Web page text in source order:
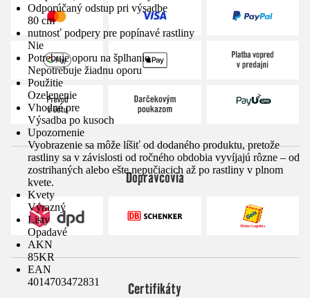
Odporúčaný odstup pri výsadbe
80 cm
nutnosť podpery pre popínavé rastliny
Nie
Potrebuje oporu na šplhanie
Nepotrebuje žiadnu oporu
Použitie
Ozelenenie
Vhodné pre
Výsadba po kusoch
Upozornenie
Vyobrazenie sa môže líšiť od dodaného produktu, pretože
rastliny sa v závislosti od ročného obdobia vyvíjajú rôzne – od
zostrihaných alebo ešte nepučiacich až po rastliny v plnom
kvete.
Kvety
Výrazný
Listy
Opadavé
AKN
85KR
EAN
4014703472831
Dopravcovia
Certifikáty